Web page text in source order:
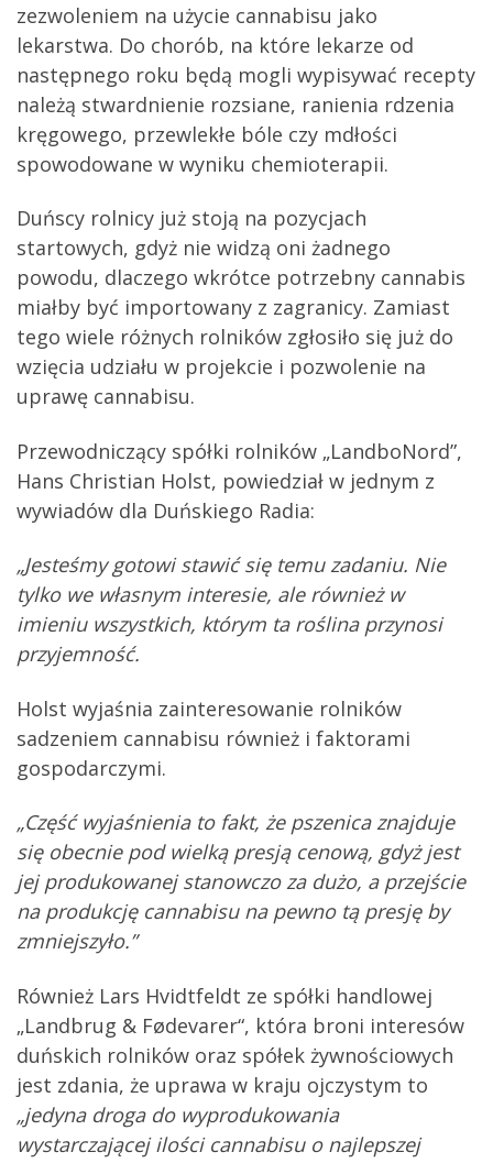
zezwoleniem na użycie cannabisu jako
lekarstwa. Do chorób, na które lekarze od
następnego roku będą mogli wypisywać recepty
należą stwardnienie rozsiane, ranienia rdzenia
kręgowego, przewlekłe bóle czy mdłości
spowodowane w wyniku chemioterapii.
Duńscy rolnicy już stoją na pozycjach
startowych, gdyż nie widzą oni żadnego
powodu, dlaczego wkrótce potrzebny cannabis
miałby być importowany z zagranicy. Zamiast
tego wiele różnych rolników zgłosiło się już do
wzięcia udziału w projekcie i pozwolenie na
uprawę cannabisu.
Przewodniczący spółki rolników „LandboNord”,
Hans Christian Holst, powiedział w jednym z
wywiadów dla Duńskiego Radia:
„Jesteśmy gotowi stawić się temu zadaniu. Nie
tylko we własnym interesie, ale również w
imieniu wszystkich, którym ta roślina przynosi
przyjemność.
Holst wyjaśnia zainteresowanie rolników
sadzeniem cannabisu również i faktorami
gospodarczymi.
„Część wyjaśnienia to fakt, że pszenica znajduje
się obecnie pod wielką presją cenową, gdyż jest
jej produkowanej stanowczo za dużo, a przejście
na produkcję cannabisu na pewno tą presję by
zmniejszyło.”
Również Lars Hvidtfeldt ze spółki handlowej
„Landbrug & Fødevarer“, która broni interesów
duńskich rolników oraz spółek żywnościowych
jest zdania, że uprawa w kraju ojczystym to
„jedyna droga do wyprodukowania
wystarczającej ilości cannabisu o najlepszej